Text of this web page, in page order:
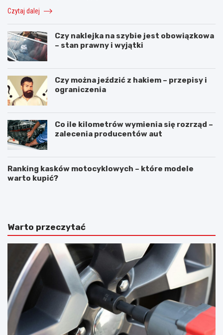
Czytaj dalej
Czy naklejka na szybie jest obowiązkowa
– stan prawny i wyjątki
Czy można jeździć z hakiem – przepisy i
ograniczenia
Co ile kilometrów wymienia się rozrząd –
zalecenia producentów aut
Ranking kasków motocyklowych – które modele
warto kupić?
A
a
s
a
o
d
u
w
5
z
y
o
y
c
h
n
Warto przeczytać